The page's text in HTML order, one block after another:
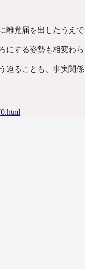
党届を出したうえ
にする姿勢も相変わら
迫ることも、事実関